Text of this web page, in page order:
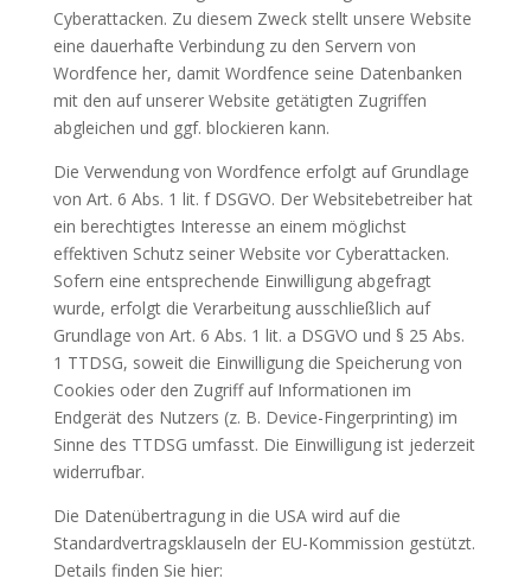
Cyberattacken. Zu diesem Zweck stellt unsere Website
eine dauerhafte Verbindung zu den Servern von
Wordfence her, damit Wordfence seine Datenbanken
mit den auf unserer Website getätigten Zugriffen
abgleichen und ggf. blockieren kann.
Die Verwendung von Wordfence erfolgt auf Grundlage
von Art. 6 Abs. 1 lit. f DSGVO. Der Websitebetreiber hat
ein berechtigtes Interesse an einem möglichst
effektiven Schutz seiner Website vor Cyberattacken.
Sofern eine entsprechende Einwilligung abgefragt
wurde, erfolgt die Verarbeitung ausschließlich auf
Grundlage von Art. 6 Abs. 1 lit. a DSGVO und § 25 Abs.
1 TTDSG, soweit die Einwilligung die Speicherung von
Cookies oder den Zugriff auf Informationen im
Endgerät des Nutzers (z. B. Device-Fingerprinting) im
Sinne des TTDSG umfasst. Die Einwilligung ist jederzeit
widerrufbar.
Die Datenübertragung in die USA wird auf die
Standardvertragsklauseln der EU-Kommission gestützt.
Details finden Sie hier: